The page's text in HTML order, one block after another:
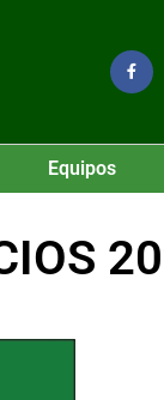
Equipos